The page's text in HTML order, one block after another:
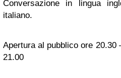
Conversazione in lingua
italiano.
Apertura al pubblico ore 20.30
21.00